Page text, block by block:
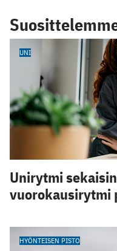
UNI
Unirytmi
vuorokausirytmi
HYÖNTEISEN PISTO